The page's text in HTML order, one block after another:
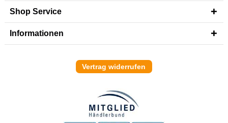
Shop Service
Informationen
Vertrag widerrufen